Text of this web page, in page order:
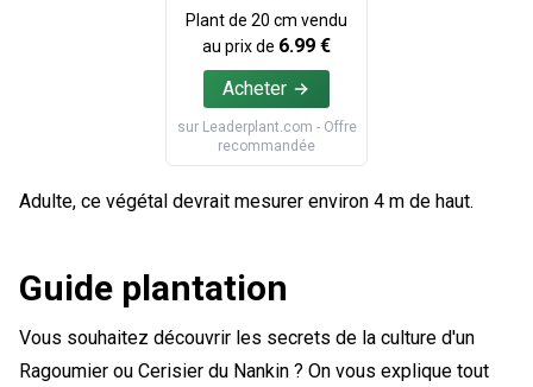
Plant de 20 cm vendu
au prix de 6.99 €
Acheter
sur Leaderplant.com - Offre
recommandée
Adulte, ce végétal devrait mesurer environ 4 m de haut.
Guide plantation
Vous souhaitez découvrir les secrets de la culture d'un
Ragoumier ou Cerisier du Nankin ? On vous explique tout